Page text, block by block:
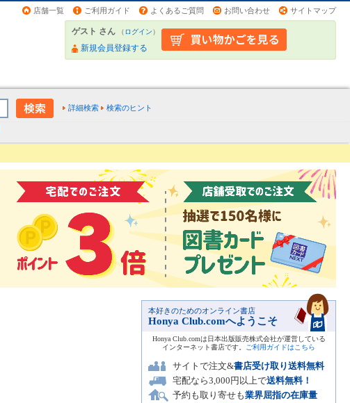
店舗一覧 ご利用ガイド よくあるご質問 お問い合わせ サイトマップ
ゲスト さん （ログイン）
新規会員登録する
詳細検索 検索のヒント
本好きのためのオンライン書店
Honya Club.comへようこそ
Honya Club.comは日本出版販売株式会社が運営している
インターネット書店です。
ご利用ガイドはこちら
サイトで注文&書店受け取り送料無料
宅配なら3,000円以上で送料無料！
予約も取り寄せも業界屈指の在庫量